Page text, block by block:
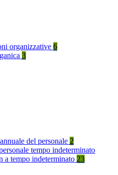
organizzative 6
3
del personale 2
tempo indeterminato
a tempo indeterminato 23